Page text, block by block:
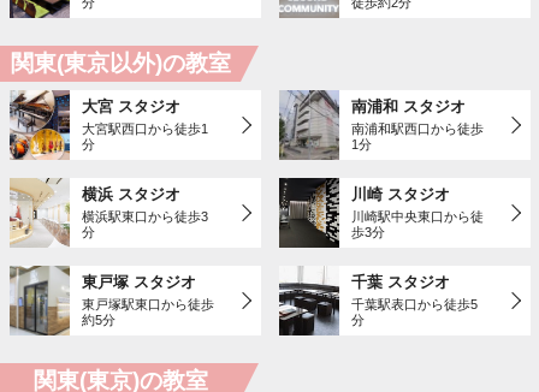
関東(東京以外)の教室
大宮 スタジオ
大宮駅西口から徒歩1
分
南浦和 スタジオ
南浦和駅西口から徒歩
1分
横浜 スタジオ
横浜駅東口から徒歩3
分
川崎 スタジオ
川崎駅中央東口から徒
歩3分
東戸塚 スタジオ
東戸塚駅東口から徒歩
約5分
千葉 スタジオ
千葉駅表口から徒歩5
分
関東(東京)の教室